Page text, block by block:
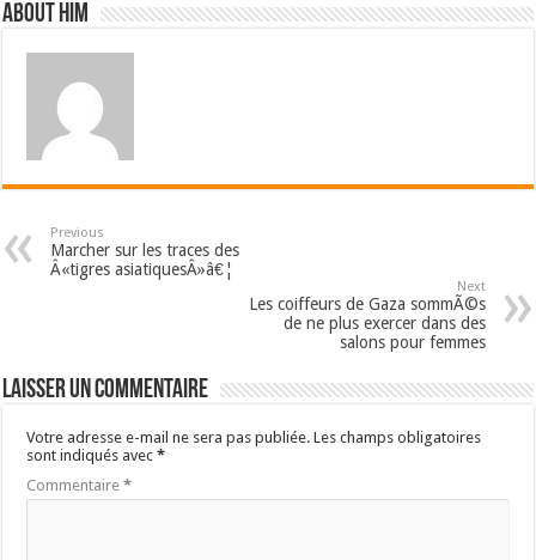
About him
Previous
Marcher sur les traces des
Â«tigres asiatiquesÂ»â€¦
Next
Les coiffeurs de Gaza sommÃ©s
de ne plus exercer dans des
salons pour femmes
Laisser un commentaire
Votre adresse e-mail ne sera pas publiée. Les champs obligatoires
sont indiqués avec*
Commentaire*